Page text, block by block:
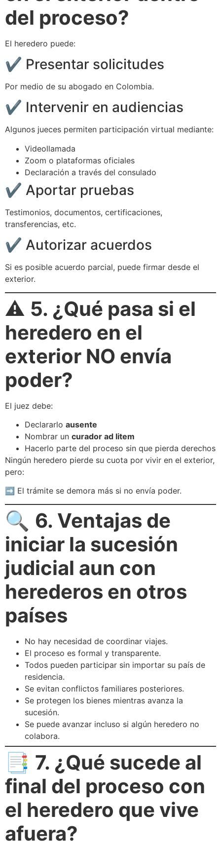
del proceso?
El heredero puede:
✔️ Presentar solicitudes
Por medio de su abogado en Colombia.
✔️ Intervenir en audiencias
Algunos jueces permiten participación virtual mediante:
Videollamada
Zoom o plataformas oficiales
Declaración a través del consulado
✔️ Aportar pruebas
Testimonios, documentos, certificaciones,
transferencias, etc.
✔️ Autorizar acuerdos
Si es posible acuerdo parcial, puede firmar desde el
exterior.
⚠️ 5. ¿Qué pasa si el
heredero en el
exterior NO envía
poder?
El juez debe:
Declararlo ausente
Nombrar un curador ad litem
Hacerlo parte del proceso sin que pierda derechos
Ningún heredero pierde su cuota por vivir en el exterior,
pero:
➡️ El trámite se demora más si no envía poder.
🔍 6. Ventajas de
iniciar la sucesión
judicial aun con
herederos en otros
países
No hay necesidad de coordinar viajes.
El proceso es formal y transparente.
Todos pueden participar sin importar su país de
residencia.
Se evitan conflictos familiares posteriores.
Se protegen los bienes mientras avanza la
sucesión.
Se puede avanzar incluso si algún heredero no
colabora.
📑 7. ¿Qué sucede al
final del proceso con
el heredero que vive
afuera?